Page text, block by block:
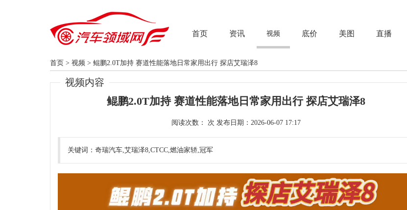
首页 资讯 视频 底价 美图 直播
首页 > 视频 > 鲲鹏2.0T加持 赛道性能落地日常家用出行 探店艾瑞泽8
视频内容
鲲鹏2.0T加持 赛道性能落地日常家用出行 探店艾瑞泽8
阅读次数： 次 发布日期：2026-06-07 17:17
关键词：奇瑞汽车,艾瑞泽8,CTCC,燃油家轿,冠军